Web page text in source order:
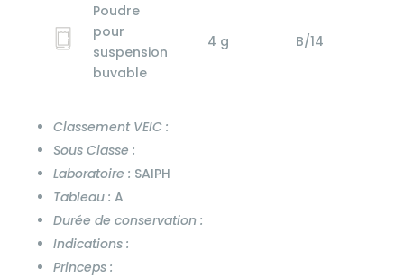
Poudre
pour
suspension
buvable
4 g B/14
Classement VEIC :
Sous Classe :
Laboratoire : SAIPH
Tableau : A
Durée de conservation :
Indications :
Princeps :